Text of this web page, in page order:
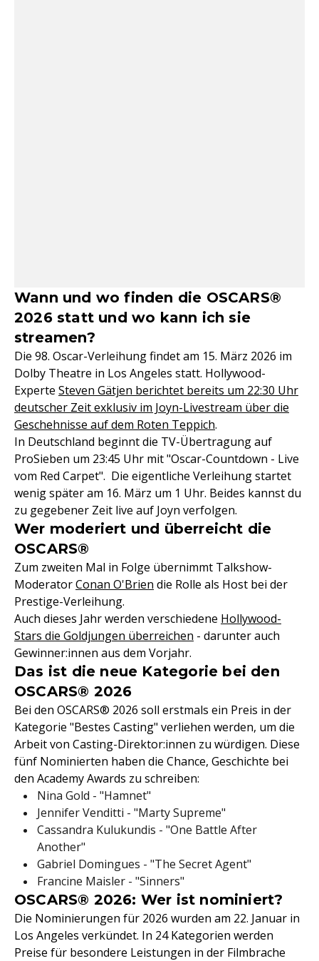
Wann und wo finden die OSCARS®
2026 statt und wo kann ich sie
streamen?
Die 98. Oscar-Verleihung findet am 15. März 2026 im
Dolby Theatre in Los Angeles statt. Hollywood-
Experte Steven Gätjen berichtet bereits um 22:30 Uhr
deutscher Zeit exklusiv im Joyn-Livestream über die
Geschehnisse auf dem Roten Teppich.
In Deutschland beginnt die TV-Übertragung auf
ProSieben um 23:45 Uhr mit "Oscar-Countdown - Live
vom Red Carpet". Die eigentliche Verleihung startet
wenig später am 16. März um 1 Uhr. Beides kannst du
zu gegebener Zeit live auf Joyn verfolgen.
Wer moderiert und überreicht die
OSCARS®
Zum zweiten Mal in Folge übernimmt Talkshow-
ModeratorConan O'Brien die Rolle als Host bei der
Prestige-Verleihung.
Auch dieses Jahr werden verschiedene Hollywood-
Stars die Goldjungen überreichen - darunter auch
Gewinner:innen aus dem Vorjahr.
Das ist die neue Kategorie bei den
OSCARS® 2026
Bei den OSCARS® 2026 soll erstmals ein Preis in der
Kategorie "Bestes Casting" verliehen werden, um die
Arbeit von Casting-Direktor:innen zu würdigen. Diese
fünf Nominierten haben die Chance, Geschichte bei
den Academy Awards zu schreiben:
Nina Gold - "Hamnet"
Jennifer Venditti - "Marty Supreme"
Cassandra Kulukundis - "One Battle After
Another"
Gabriel Domingues - "The Secret Agent"
Francine Maisler - "Sinners"
OSCARS® 2026: Wer ist nominiert?
Die Nominierungen für 2026 wurden am 22. Januar in
Los Angeles verkündet. In 24 Kategorien werden
Preise für besondere Leistungen in der Filmbrache